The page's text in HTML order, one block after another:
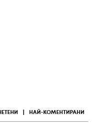
НАЙ-КОМЕНТИРАНИ